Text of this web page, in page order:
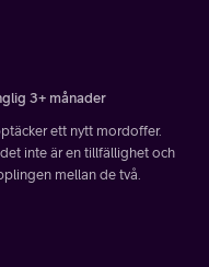
3+ månader
ett nytt mordoffer.
inte är en tillfällighet och
mellan de två.